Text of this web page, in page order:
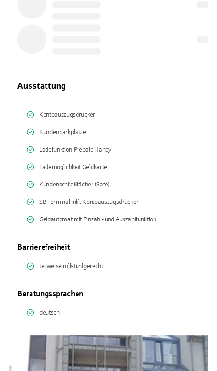
Ausstattung
Kontoauszugsdrucker
Kundenparkplätze
Ladefunktion Prepaid Handy
Lademöglichkeit Geldkarte
Kundenschließfächer (Safe)
SB-Terminal inkl. Kontoauszugsdrucker
Geldautomat mit Einzahl- und Auszahlfunktion
Barrierefreiheit
teilweise rollstuhlgerecht
Beratungssprachen
deutsch